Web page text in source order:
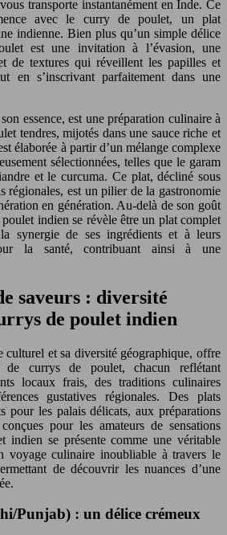
transporte instantanément en Inde. Ce
avec le curry de poulet, un plat
indienne. Bien plus qu’un simple délice
est une invitation à l’évasion, une
de textures qui réveillent les papilles et
en s’inscrivant parfaitement dans une
essence, est une préparation culinaire à
tendres, mijotés dans une sauce riche et
élaborée à partir d’un mélange complexe
sélectionnées, telles que le garam
et le curcuma. Ce plat, décliné sous
régionales, est un pilier de la gastronomie
en génération. Au-delà de son goût
indien se révèle être un plat complet
synergie de ses ingrédients et à leurs
la santé, contribuant ainsi à une
saveurs : diversité
de poulet indien
culturel et sa diversité géographique, offre
de currys de poulet, chacun reflétant
locaux frais, des traditions culinaires
gustatives régionales. Des plats
pour les palais délicats, aux préparations
pour les amateurs de sensations
indien se présente comme une véritable
voyage culinaire inoubliable à travers le
de découvrir les nuances d’une
Punjab) : un délice crémeux